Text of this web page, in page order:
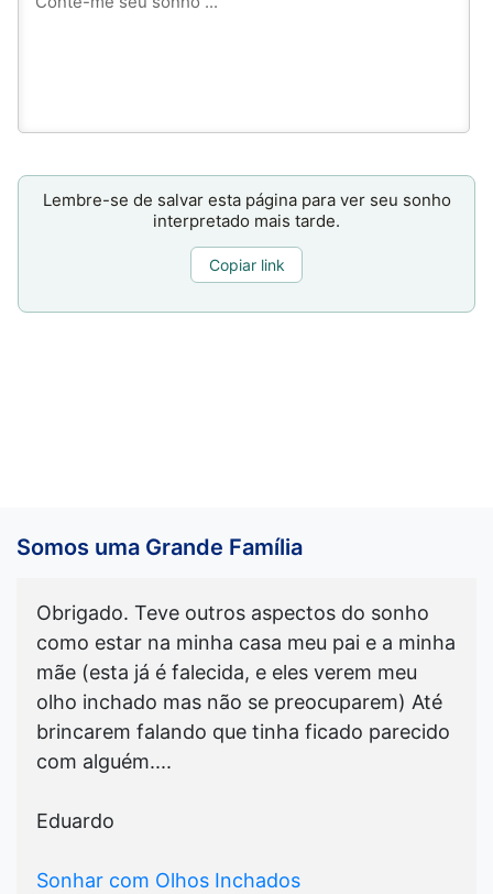
Lembre-se de salvar esta página para ver seu sonho
interpretado mais tarde.
Copiar link
Somos uma Grande Família
Obrigado. Teve outros aspectos do sonho
como estar na minha casa meu pai e a minha
mãe (esta já é falecida, e eles verem meu
olho inchado mas não se preocuparem) Até
brincarem falando que tinha ficado parecido
com alguém....
Eduardo
Sonhar com Olhos Inchados